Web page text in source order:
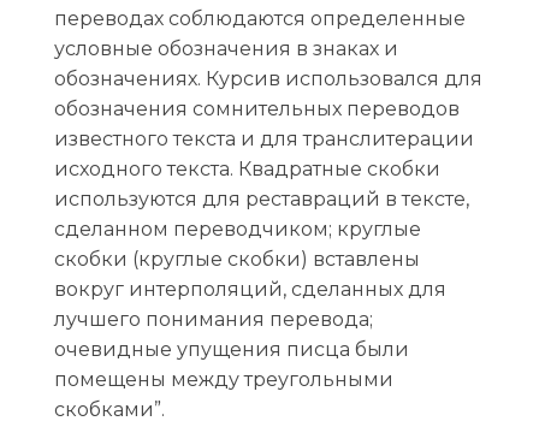
переводах соблюдаются определенные
условные обозначения в знаках и
обозначениях. Курсив использовался для
обозначения сомнительных переводов
известного текста и для транслитерации
исходного текста. Квадратные скобки
используются для реставраций в тексте,
сделанном переводчиком; круглые
скобки (круглые скобки) вставлены
вокруг интерполяций, сделанных для
лучшего понимания перевода;
очевидные упущения писца были
помещены между треугольными
скобками”.